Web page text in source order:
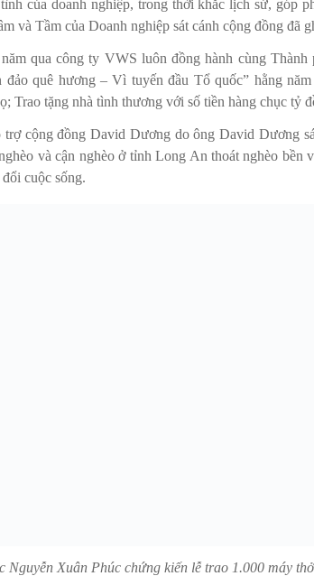
của doanh nghiệp, trong thời khắc lịch sử, góp
và Tầm của Doanh nghiệp sát cánh cộng đồng đã
qua công ty VWS luôn đồng hành cùng
đảo quê hương – Vì tuyến đầu Tổ quốc” hằng
Trao tặng nhà tình thương với số tiền hàng chục tỷ
cộng đồng David Dương do ông David Dương
và cận nghèo ở tỉnh Long An thoát nghèo
cuộc sống.
Nguyễn Xuân Phúc chứng kiến lễ trao 1.000 máy